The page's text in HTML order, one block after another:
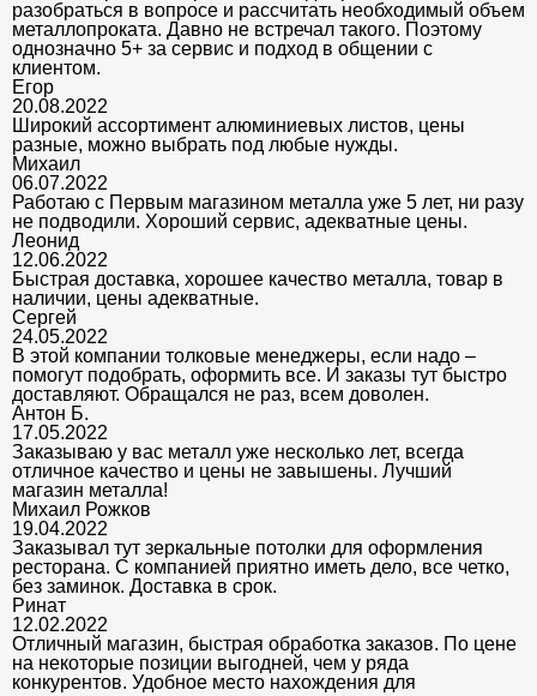
разобраться в вопросе и рассчитать необходимый объем
металлопроката. Давно не встречал такого. Поэтому
однозначно 5+ за сервис и подход в общении с
клиентом.
Егор
20.08.2022
Широкий ассортимент алюминиевых листов, цены
разные, можно выбрать под любые нужды.
Михаил
06.07.2022
Работаю с Первым магазином металла уже 5 лет, ни разу
не подводили. Хороший сервис, адекватные цены.
Леонид
12.06.2022
Быстрая доставка, хорошее качество металла, товар в
наличии, цены адекватные.
Сергей
24.05.2022
В этой компании толковые менеджеры, если надо –
помогут подобрать, оформить все. И заказы тут быстро
доставляют. Обращался не раз, всем доволен.
Антон Б.
17.05.2022
Заказываю у вас металл уже несколько лет, всегда
отличное качество и цены не завышены. Лучший
магазин металла!
Михаил Рожков
19.04.2022
Заказывал тут зеркальные потолки для оформления
ресторана. С компанией приятно иметь дело, все четко,
без заминок. Доставка в срок.
Ринат
12.02.2022
Отличный магазин, быстрая обработка заказов. По цене
на некоторые позиции выгодней, чем у ряда
конкурентов. Удобное место нахождения для